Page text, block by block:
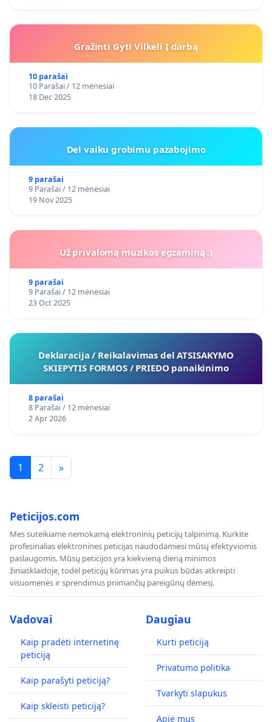
Gražinti Gyti Vilkeli Į darbą
10 parašai
10 Parašai / 12 mėnesiai
18 Dec 2025
Del vaiku grobimu pazabojimo
9 parašai
9 Parašai / 12 mėnesiai
19 Nov 2025
Už privalomą muzikos egzaminą :)
9 parašai
9 Parašai / 12 mėnesiai
23 Oct 2025
Deklaracija / Reikalavimas del ATSISAKYMO
SKIEPYTIS FORMOS / PRIEDO panaikinimo
8 parašai
8 Parašai / 12 mėnesiai
2 Apr 2026
1 2 »
Peticijos.com
Mes suteikiame nemokamą elektroninių peticijų talpinimą. Kurkite
profesinalias elektronines peticijas naudodamiesi mūsų efektyviomis
paslaugomis. Mūsų peticijos yra kiekvieną dieną minimos
žiniasklaidoje, todėl peticijų kūrimas yra puikus būdas atkreipti
visuomenės ir sprendimus priimančių pareigūnų dėmesį.
Vadovai
Kaip pradėti internetinę
peticiją
Kaip parašyti peticiją?
Kaip skleisti peticiją?
Daugiau
Kurti peticiją
Privatumo politika
Tvarkyti slapukus
Apie mus